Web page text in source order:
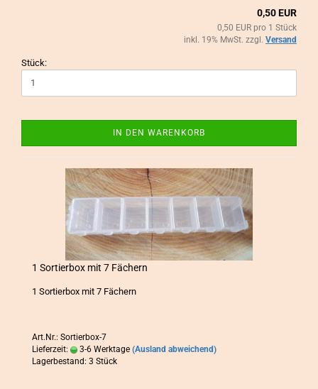
0,50 EUR
0,50 EUR pro 1 Stück
inkl. 19% MwSt. zzgl. Versand
Stück:
IN DEN WARENKORB
1 Sor­tier­box mit 7 Fä­chern
1 Sor­tier­box mit 7 Fä­chern
Art.Nr.: Sortierbox-7
Lieferzeit:
3-6 Werktage (Ausland abweichend)
Lagerbestand: 3 Stück